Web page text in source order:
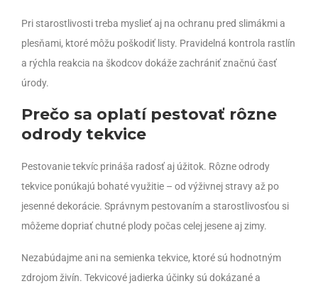
Pri starostlivosti treba myslieť aj na ochranu pred slimákmi a
plesňami, ktoré môžu poškodiť listy. Pravidelná kontrola rastlín
a rýchla reakcia na škodcov dokáže zachrániť značnú časť
úrody.
Prečo sa oplatí pestovať rôzne
odrody tekvice
Pestovanie tekvíc prináša radosť aj úžitok. Rôzne odrody
tekvice ponúkajú bohaté využitie – od výživnej stravy až po
jesenné dekorácie. Správnym pestovaním a starostlivosťou si
môžeme dopriať chutné plody počas celej jesene aj zimy.
Nezabúdajme ani na semienka tekvice, ktoré sú hodnotným
zdrojom živín. Tekvicové jadierka účinky sú dokázané a